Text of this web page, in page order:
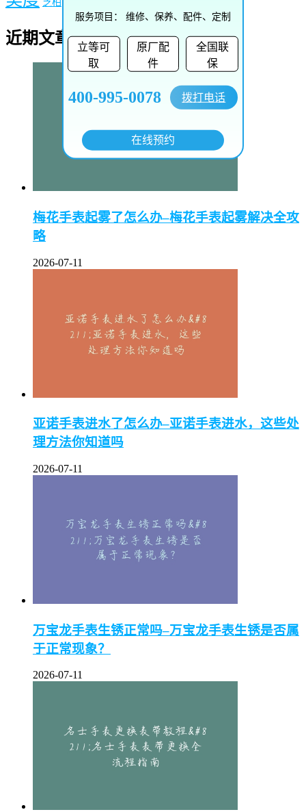
芝柏
近期文章
梅花手表起雾了怎么办–梅花手表起雾解决全攻
略
2026-07-11
亚诺手表进水了怎么办–亚诺手表进水，这些处
理方法你知道吗
2026-07-11
万宝龙手表生锈正常吗–万宝龙手表生锈是否属
于正常现象？
2026-07-11
服务项目： 维修、保养、配件、定制
立等可
取
原厂配
件
全国联
保
400-995-0078 拨打电话
在线预约